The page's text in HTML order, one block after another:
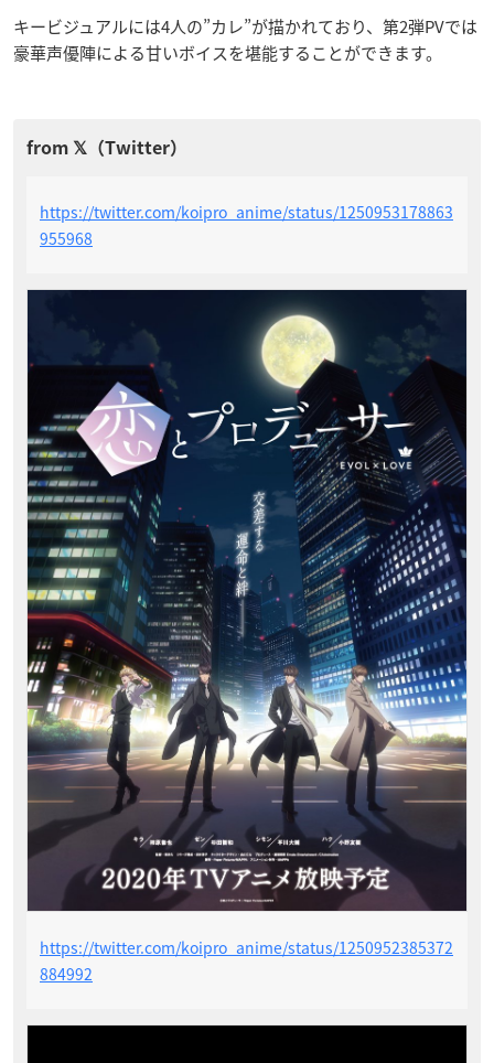
キービジュアルには4人の”カレ”が描かれており、第2弾PVでは
豪華声優陣による甘いボイスを堪能することができます。
https://twitter.com/koipro_anime/status/1250953178863
955968
https://twitter.com/koipro_anime/status/1250952385372
884992